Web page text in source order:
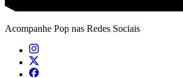
Acompanhe Pop nas Redes Sociais